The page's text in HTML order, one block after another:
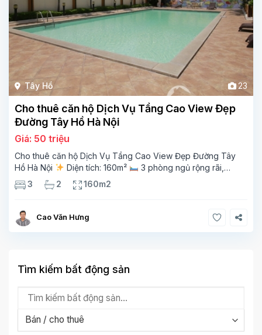
Tây Hồ 23
Cho thuê căn hộ Dịch Vụ Tầng Cao View Đẹp
Đường Tây Hồ Hà Nội
Giá: 50 triệu
Cho thuê căn hộ Dịch Vụ Tầng Cao View Đẹp Đường Tây
Hồ Hà Nội
Diện tích: 160m²
3 phòng ngủ rộng rãi,
thoáng sáng
2 phòng tắm tiện nghi
khách hiện đại, ban công thoáng mát
3 2 160m2
Cao Văn Hưng
Tìm kiếm bất động sản